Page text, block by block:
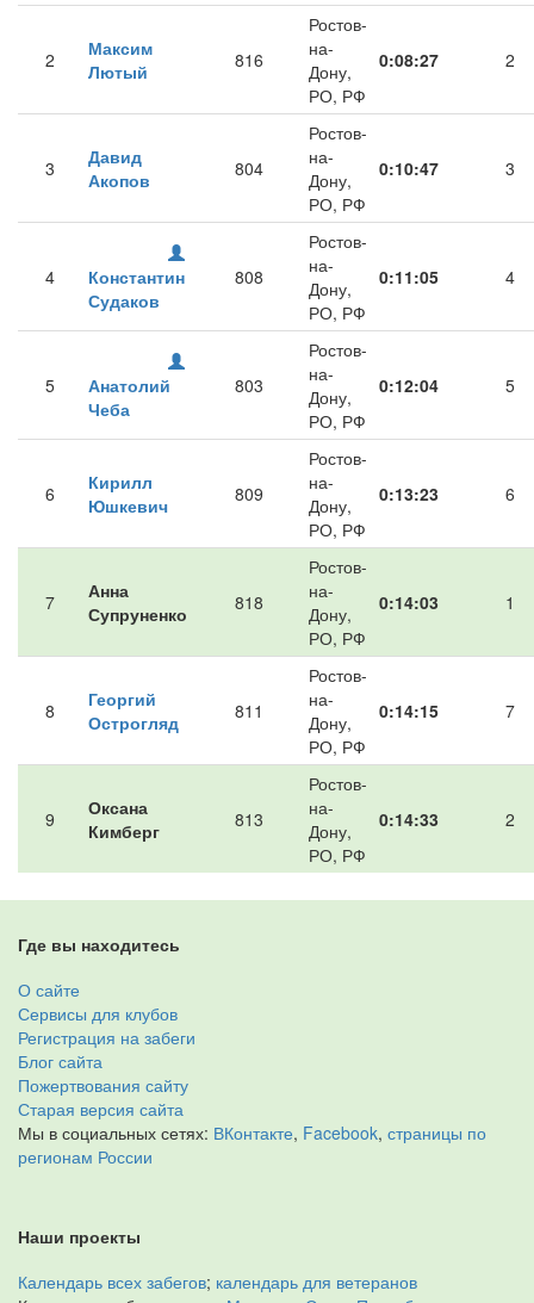
2
Максим
Лютый
816
Ростов-
на-
Дону,
РО, РФ
0:08:27 2
3
Давид
Акопов
804
Ростов-
на-
Дону,
РО, РФ
0:10:47 3
4
Константин
Судаков
808
Ростов-
на-
Дону,
РО, РФ
0:11:05 4
5
Анатолий
Чеба
803
Ростов-
на-
Дону,
РО, РФ
0:12:04 5
6
Кирилл
Юшкевич
809
Ростов-
на-
Дону,
РО, РФ
0:13:23 6
7
Анна
Супруненко
818
Ростов-
на-
Дону,
РО, РФ
0:14:03 1
8
Георгий
Острогляд
811
Ростов-
на-
Дону,
РО, РФ
0:14:15 7
9
Оксана
Кимберг
813
Ростов-
на-
Дону,
РО, РФ
0:14:33 2
Где вы находитесь
О сайте
Сервисы для клубов
Регистрация на забеги
Блог сайта
Пожертвования сайту
Старая версия сайта
Мы в социальных сетях: ВКонтакте, Facebook, страницы по
регионам России
Наши проекты
Календарь всех забегов; календарь для ветеранов